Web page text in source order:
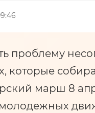
проблему
которые
марш 8